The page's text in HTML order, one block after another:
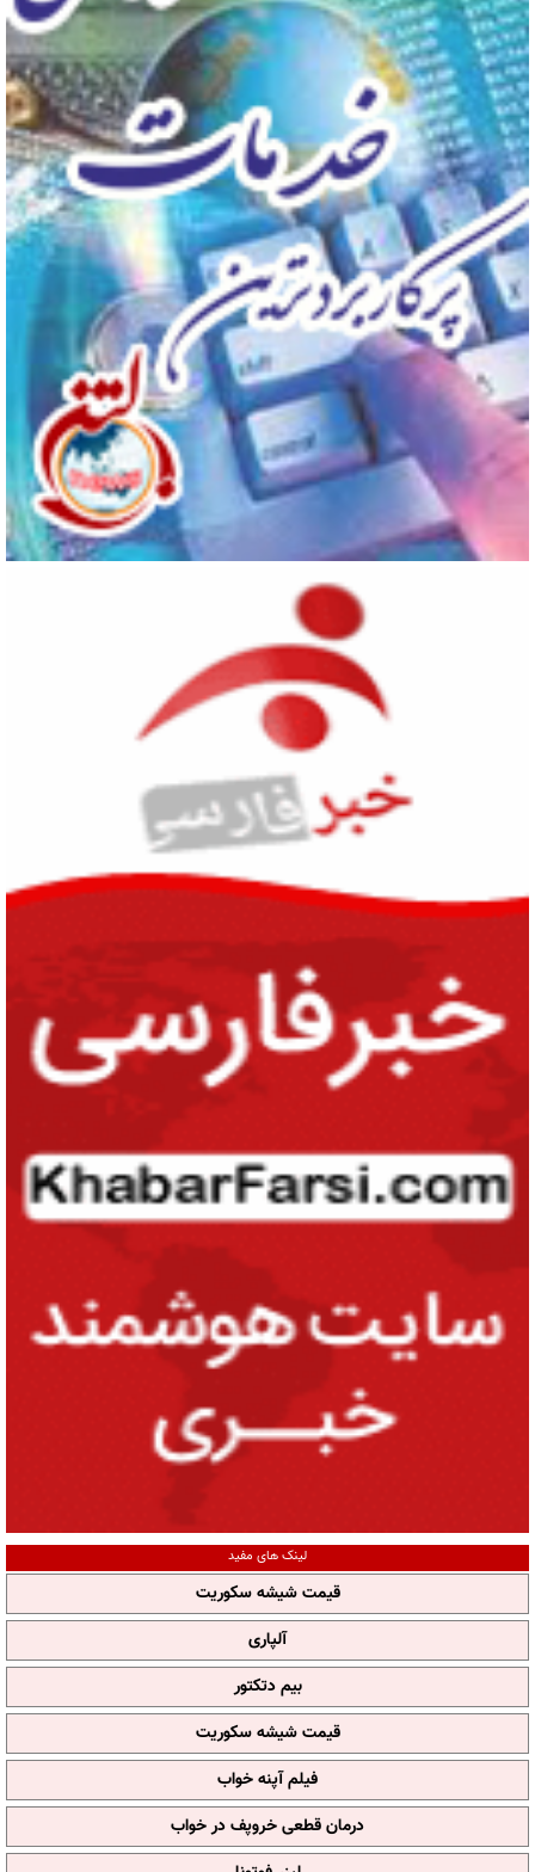
لینک های مفید
قیمت شیشه سکوریت
آلپاری
بیم دتکتور
قیمت شیشه سکوریت
فیلم آپنه خواب
درمان قطعی خروپف در خواب